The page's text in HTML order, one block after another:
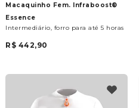
Macaquinho Fem. Infraboost®
Essence
Intermediário, forro para até 5 horas
R$ 442,90